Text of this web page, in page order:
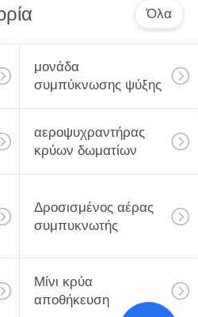
Όλα
μονάδα
συμπύκνωσης ψύξης
αεροψυχραντήρας
κρύων δωματίων
Δροσισμένος αέρας
συμπυκνωτής
Μίνι κρύα
αποθήκευση